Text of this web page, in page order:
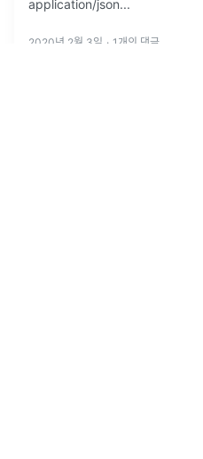
application/json...
2020년 2월 3일 · 1 개의 댓글